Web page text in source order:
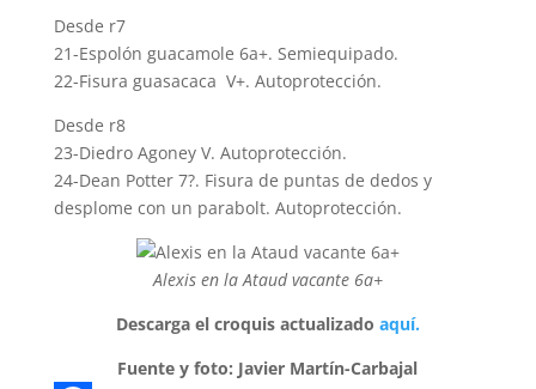
Desde r7
21-Espolón guacamole 6a+. Semiequipado.
22-Fisura guasacaca V+. Autoprotección.
Desde r8
23-Diedro Agoney V. Autoprotección.
24-Dean Potter 7?. Fisura de puntas de dedos y
desplome con un parabolt. Autoprotección.
Alexis en la Ataud vacante 6a+
Descarga el croquis actualizado aquí.
Fuente y foto: Javier Martín-Carbajal